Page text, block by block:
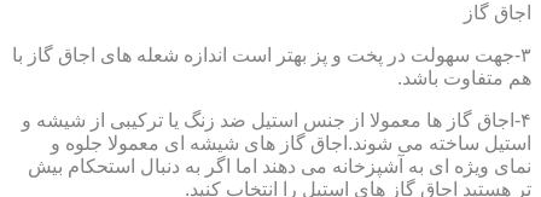
اجاق گاز
۳-جهت سهولت در پخت و پز بهتر است اندازه شعله های اجاق گاز با
هم متفاوت باشد.
۴-اجاق گاز ها معمولا از جنس استیل ضد زنگ یا ترکیبی از شیشه و
استیل ساخته می شوند.اجاق گاز های شیشه ای معمولا جلوه و
نمای ویژه ای به آشپزخانه می دهند اما اگر به دنبال استحکام بیش
تر هستید اجاق گاز های استیل را انتخاب کنید.